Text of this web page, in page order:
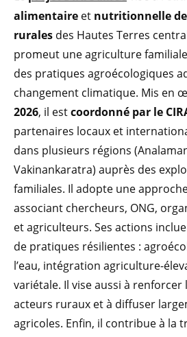
alimentaire et nutritionnelle
rurales des Hautes Terres
promeut une agriculture
des pratiques agroécologiques
changement climatique. Mis en
2026, il estcoordonné par le
partenaires locaux et
dans plusieurs régions
Vakinankaratra) auprès des
familiales. Il adopte une
associant chercheurs, ONG,
et agriculteurs. Ses actions
de pratiques résilientes :
l’eau, intégration agriculture-
variétale. Il vise aussi à renforcer
acteurs ruraux et à diffuser
agricoles. Enfin, il contribue à la